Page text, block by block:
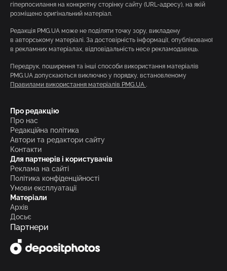
гіперпосилання на конкретну сторінку сайту (URL-адресу), на якій
розміщено оригінальний матеріал.
Редакція PMG.UA може не поділяти точку зору, викладену
в авторському матеріалі. За достовірність інформації, опублікованої
в рекламних матеріалах, відповідальність несе рекламодавець.
Передрук, поширення та інші способи використання матеріалів
PMG.UA допускаються виключно у порядку, встановленому
Правилами використання матеріалів PMG.UA .
Про редакцію
Про нас
Редакційна політика
Автори та редактори сайту
Контакти
Для партнерів і користувачів
Реклама на сайті
Політика конфіденційності
Умови експлуатації
Матеріали
Архів
Досьє
Партнери